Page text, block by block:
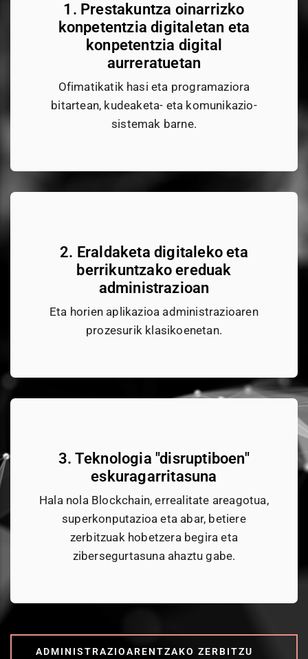
1. Prestakuntza oinarrizko
konpetentzia digitaletan eta
konpetentzia digital
aurreratuetan
Ofimatikatik hasi eta programaziora
bitartean, kudeaketa- eta komunikazio-
sistemak barne.
2. Eraldaketa digitaleko eta
berrikuntzako ereduak
administrazioan
Eta horien aplikazioa administrazioaren
prozesurik klasikoenetan.
3. Teknologia "disruptiboen"
eskuragarritasuna
Hala nola Blockchain, errealitate areagotua,
superkonputazioa eta abar, betiere
zerbitzuak hobetzera begira eta
zibersegurtasuna ahaztu gabe.
ADMINISTRAZIOARENTZAKO ZERBITZU